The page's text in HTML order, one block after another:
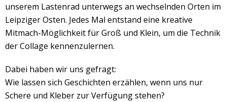
#4696 (no title)
Presse/Newsletter
unserem Lastenrad unterwegs an wechselnden Orten im
Leipziger Osten. Jedes Mal entstand eine kreative
Mitmach-Möglichkeit für Groß und Klein, um die Technik
der Collage kennenzulernen.
Dabei haben wir uns gefragt:
Wie lassen sich Geschichten erzählen, wenn uns nur
Schere und Kleber zur Verfügung stehen?